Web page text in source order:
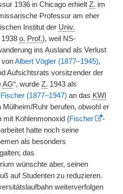
1936 in Chicago erhielt Z. im
Professur am eher
Institut der Univ.
1938 o. Prof.), weil NS-
ins Ausland als Verlust
vonAlbert Vögler (1877–1945),
Aufsichtsrats vorsitzender der
AG“, wurde Z. 1943 als
(1877–1947) an das KWI
Mülheim/Ruhr berufen, obwohl er
mit Kohlenmonoxid (Fischer
-
hatte noch seine
als besonders
das
wünschte aber, seinen
auf Studenten zu reduzieren.
weiterverfolgen